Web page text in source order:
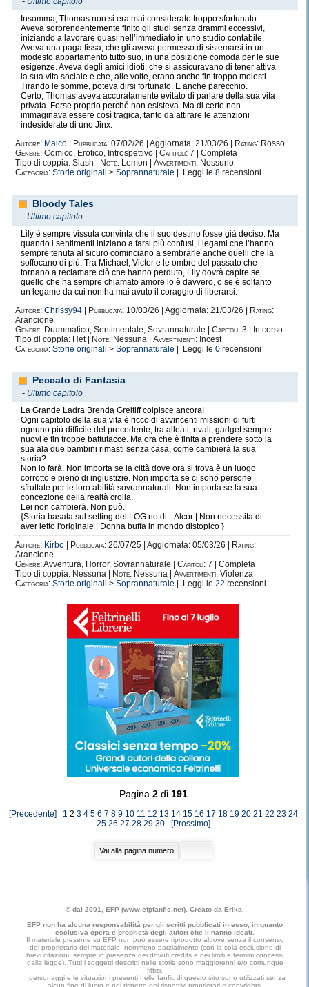
Insomma, Thomas non si era mai considerato troppo sfortunato.
Aveva sorprendentemente finito gli studi senza drammi eccessivi,
iniziando a lavorare quasi nell’immediato in uno studio contabile.
Aveva una paga fissa, che gli aveva permesso di sistemarsi in un
modesto appartamento tutto suo, in una posizione comoda per le sue
esigenze. Aveva degli amici idioti, che si assicuravano di tener attiva
la sua vita sociale e che, alle volte, erano anche fin troppo molesti.
Tirando le somme, poteva dirsi fortunato. E anche parecchio.
Certo, Thomas aveva accuratamente evitato di parlare della sua vita
privata. Forse proprio perché non esisteva. Ma di certo non
immaginava essere così tragica, tanto da attirare le attenzioni
indesiderate di uno Jinx.
Autore: Maico Pubblicata: 07/02/26 | Aggiornata: 21/03/26 | Rating: Rosso
Genere: Comico, Erotico, Introspettivo | Capitoli: 7 | Completa
Tipo di coppia: Slash |
Note: Lemon | Avvertimenti: Nessuno
Categoria: Storie originali > Soprannaturale | Leggi le 8 recensioni
Bloody Tales
- Ultimo capitolo
Lily è sempre vissuta convinta che il suo destino fosse già deciso. Ma
quando i sentimenti iniziano a farsi più confusi, i legami che l’hanno
sempre tenuta al sicuro cominciano a sembrarle anche quelli che la
soffocano di più. Tra Michael, Victor e le ombre del passato che
tornano a reclamare ciò che hanno perduto, Lily dovrà capire se
quello che ha sempre chiamato amore lo è davvero, o se è soltanto
un legame da cui non ha mai avuto il coraggio di liberarsi.
Autore: Chrissy94 Pubblicata: 10/03/26 | Aggiornata: 21/03/26 |
Rating:
Arancione
Genere: Drammatico, Sentimentale, Sovrannaturale | Capitoli: 3 | In corso
Tipo di coppia: Het |
Note: Nessuna | Avvertimenti: Incest
Categoria: Storie originali > Soprannaturale | Leggi le 0 recensioni
Peccato di Fantasia
- Ultimo capitolo
La Grande Ladra Brenda Greitiff colpisce ancora!
Ogni capitolo della sua vita è ricco di avvincenti missioni di furti
ognuno più difficile del precedente, tra alleati, rivali, gadget sempre
nuovi e fin troppe battutacce. Ma ora che è finita a prendere sotto la
sua ala due bambini rimasti senza casa, come cambierà la sua
storia?
Non lo farà. Non importa se la città dove ora si trova è un luogo
corrotto e pieno di ingiustizie. Non importa se ci sono persone
sfruttate per le loro abilità sovrannaturali. Non importa se la sua
concezione della realtà crolla.
Lei non cambierà. Non può.
{Storia basata sul setting del LOG.no di _Alcor | Non necessita di
aver letto l'originale | Donna buffa in mondo distopico }
Autore: Kirbo Pubblicata: 26/07/25 | Aggiornata: 05/03/26 |
Rating:
Arancione
Genere:Avventura, Horror, Sovrannaturale | Capitoli: 7 | Completa
Tipo di coppia: Nessuna |
Note: Nessuna | Avvertimenti: Violenza
Categoria: Storie originali > Soprannaturale | Leggi le 22 recensioni
Pagina 2di 191
[Precedente] 1 2 3 4 5 6 7 8 9 10 11 12 13 14 15 16 17 18 19 20 21 22 23 24
25 26 27 28 29 30 [Prossimo]
© dal 2001, EFP (www.efpfanfic.net). Creato da Erika.
EFP non ha alcuna responsabilità per gli scritti pubblicati in esso, in quanto
esclusiva opera e proprietà degli autori che li hanno ideati.
Il materiale presente su EFP non può essere riprodotto altrove senza il consenso
del proprietario del materiale, nemmeno parzialmente (con la sola esclusione di
brevi citazioni, sempre in presenza dei dovuti credits e nei limiti e termini concessi
dalla legge). Tutti i soggetti descritti nelle storie sono maggiorenni e/o comunque
fittizi.
I personaggi e le situazioni presenti nelle fanfic di questo sito sono utilizzati senza
alcun fine di lucro e nel rispetto dei rispettivi proprietari e copyrights.